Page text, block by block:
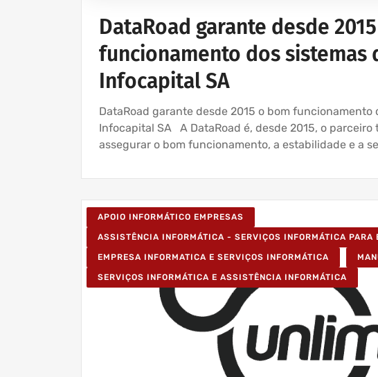
DataRoad garante desde
funcionamento dos sistemas
Infocapital SA
DataRoad garante desde 2015 o bom
Infocapital SA A DataRoad é, desde 2015, o
assegurar o bom funcionamento, a estabilidade e a
APOIO INFORMÁTICO EMPRESAS
ASSISTÊNCIA INFORMÁTICA - SERVIÇOS INFORMÁTICA PARA
EMPRESA INFORMATICA E SERVIÇOS INFORMÁTICA
SERVIÇOS INFORMÁTICA E ASSISTÊNCIA INFORMÁTICA